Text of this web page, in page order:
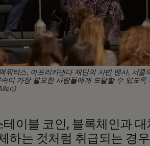
워터스, 아프리카넨다 재단의 사빈 멘사, 서클
이 가장 필요한 사람들에게 도달할 수 있도록
이블 코인, 블록체인과 대
하는 것처럼 취급되는 경